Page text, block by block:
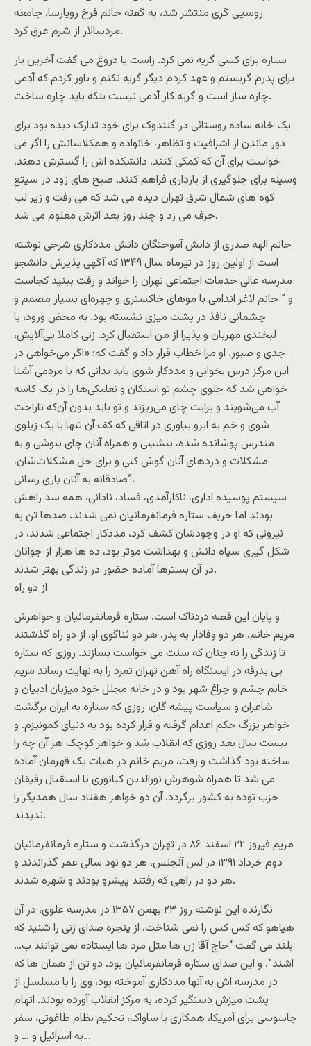
روسپی گری منتشر شد، به گفته خانم فرخ روپارسا، جامعه
مردسالار از شرم عرق کرد.
ستاره برای کسی گریه نمی کرد. راست یا دروغ می گفت آخرین بار
برای پدرم گریستم و عهد کردم دیگر گریه نکنم و باور کردم که آدمی
چاره ساز است و گریه کار آدمی نیست بلکه باید چاره ساخت.
یک خانه ساده روستائی در گلندوک برای خود تدارک دیده بود برای
دور ماندن از اشرافیت و تظاهر، خانواده و همکلاسانش را اگر می
خواست برای آن که کمکی کنند، دانشکده اش را گسترش دهند،
وسیله برای جلوگیری از بارداری فراهم کنند. صبح های زود در سیتغ
کوه های شمال شرق تهران دیده می شد که می رفت و زیر لب
حرف می زد و چند روز بعد اثرش معلوم می شد.
خانم الهه صدری از دانش آموختگان دانش مددکاری شرحی نوشته
است از اولین روز در تیرماه سال ۱۳۴۹ که آگهی پذیرش دانشجو
مدرسه عالی خدمات اجتماعی تهران را خواند و رفت ببنید کجاست
و ” خانم لاغر اندامی با موهای خاکستری و چهره‌‌‌ای بسیار مصمم و
چشمانی نافذ در پشت میزی نشسته بود. به محض ورود، با
لبخندی مهربان و پذیرا از من استقبال کرد. زنی کاملا بی‌‌آلایش،
جدی و صبور. او مرا خطاب قرار داد و گفت که: «اگر می‌‌‌خواهی در
این مرکز درس بخوانی و مددکار شوی باید بدانی که با مردمی آشنا
خواهی شد که جلوی چشم تو استکان و نعلبکی‌‌‌ها را در یک کاسه
آب می‌‌شویند و برایت چای می‌‌ریزند و تو باید بدون آن‌‌‌که ناراحت
شوی و خم به ابرو بیاوری در اتاقی که کف آن تنها با یک زیلوی
مندرس پوشانده شده، بنشینی و همراه آنان چای بنوشی و به
مشکلات و دردهای آنان گوش کنی و برای حل مشکلات‌‌شان،
صادقانه به آنان یاری رسانی”.
سیستم پوسیده اداری، ناکارآمدی، فساد، نادانی، همه سد راهش
بودند اما حریف ستاره فرمانفرمائیان نمی شدند. صدها تن به
نیروئی که او در وجودشان کشف کرد، مددکار اجتماعی شدند، در
شکل گیری سپاه دانش و بهداشت موثر بود، ده ها هزار از جوانان
در آن بسترها آماده حضور در زندگی بهتر شدند.
از دو راه
و پایان این قصه دردناک است. ستاره فرمانفرمائیان و خواهرش
مریم خانم، هر دو وفادار به پدر، هر دو ثناگوی او، از دو راه گذشتند
تا زندگی را نه چنان که سنت می خواست بسازند. روزی که ستاره
بی بدرقه در ایستگاه راه آهن تهران تمرد را به نهایت رساند مریم
خانم چشم و چراغ شهر بود و در خانه مجلل خود میزبان ادبیان و
شاعران و سیاست پیشه گان، روزی که ستاره به ایران برگشت
خواهر بزرگ حکم اعدام گرفته و فرار کرده بود به دنیای کمونیزم. و
بیست سال بعد روزی که انقلاب شد و خواهر کوچک هر آن چه را
ساخته بود گذاشت و رفت، مریم خانم در هیات یک قهرمان آماده
می شد تا همراه شوهرش نورالدین کیانوری با استقبال رفیقان
حزب توده به کشور برگردد. آن دو خواهر هفتاد سال همدیگر را
ندیدند.
مریم فیروز ۲۲ اسفند ۸۶ در تهران درگذشت و ستاره فرمانفرمائیان
دوم خرداد ۱۳۹۱ در لس آنجلس، هر دو نود سالی عمر گذراندند و
هر دو در راهی که رفتند پیشرو بودند و شهره شدند.
نگارنده این نوشته روز ۲۳ بهمن ۱۳۵۷ در مدرسه علوی، در آن
هیاهو که کس کس را نمی شناخت، از پنجره صدای زنی را شنید که
بلند می گفت “حاج آقا زن ها مثل مرد ها ایستاده نمی توانند ب…
اشند”. و این صدای ستاره فرمانفرمائیان بود. دو تن از همان ها که
در مدرسه اش به آنها مددکاری آموخته بود، وی را با مسلسل از
پشت میزش دستگیر کرده، به مرکز انقلاب آورده بودند. اتهام
جاسوسی برای آمریکا، همکاری با ساواک، تحکیم نظام طاغوتی، سفر
به اسرائیل و … و…